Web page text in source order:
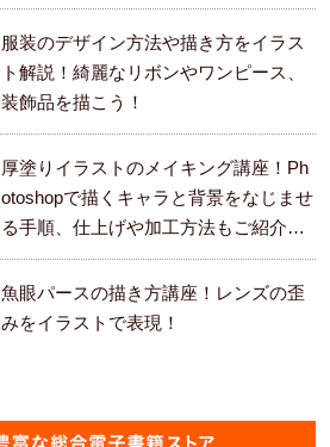
服装のデザイン方法や描き方をイラス
ト解説！綺麗なリボンやワンピース、
装飾品を描こう！
厚塗りイラストのメイキング講座！Ph
otoshopで描くキャラと背景をなじませ
る手順、仕上げや加工方法もご紹介し
ます。
魚眼パースの描き方講座！レンズの歪
みをイラストで表現！